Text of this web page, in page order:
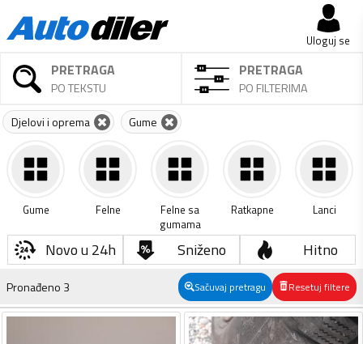
Uloguj se
PRETRAGA
PO TEKSTU
PRETRAGA
PO FILTERIMA
Djelovi i oprema Gume
Gume Felne
Felne sa
gumama
Ratkapne Lanci
Novo u 24h Sniženo Hitno
Pronađeno 3 Sačuvaj pretragu Resetuj filtere